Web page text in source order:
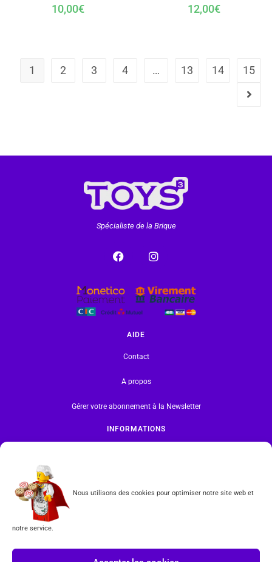
Nous utilisons des cookies pour optimiser notre site web et
notre service.
10,00€ 12,00€
1 2 3 4 … 13 14 15
Spécialiste de la Brique
AIDE
Contact
A propos
Gérer votre abonnement à la Newsletter
INFORMATIONS
en restent les propriétaires. Tous droits réservés.